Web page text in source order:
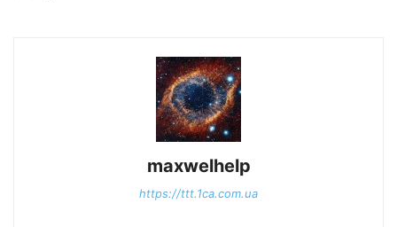
maxwelhelp
https://ttt.1ca.com.ua